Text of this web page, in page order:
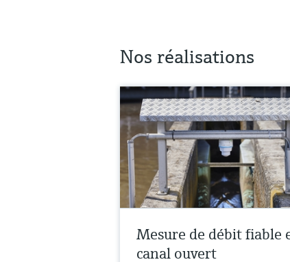
Nos réalisations
Mesure de débit fiable
canal ouvert